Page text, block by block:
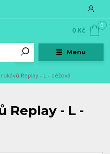
Menu
0
0 Kč
Replay - L - béžová
Replay - L -